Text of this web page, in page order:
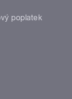
poplatek